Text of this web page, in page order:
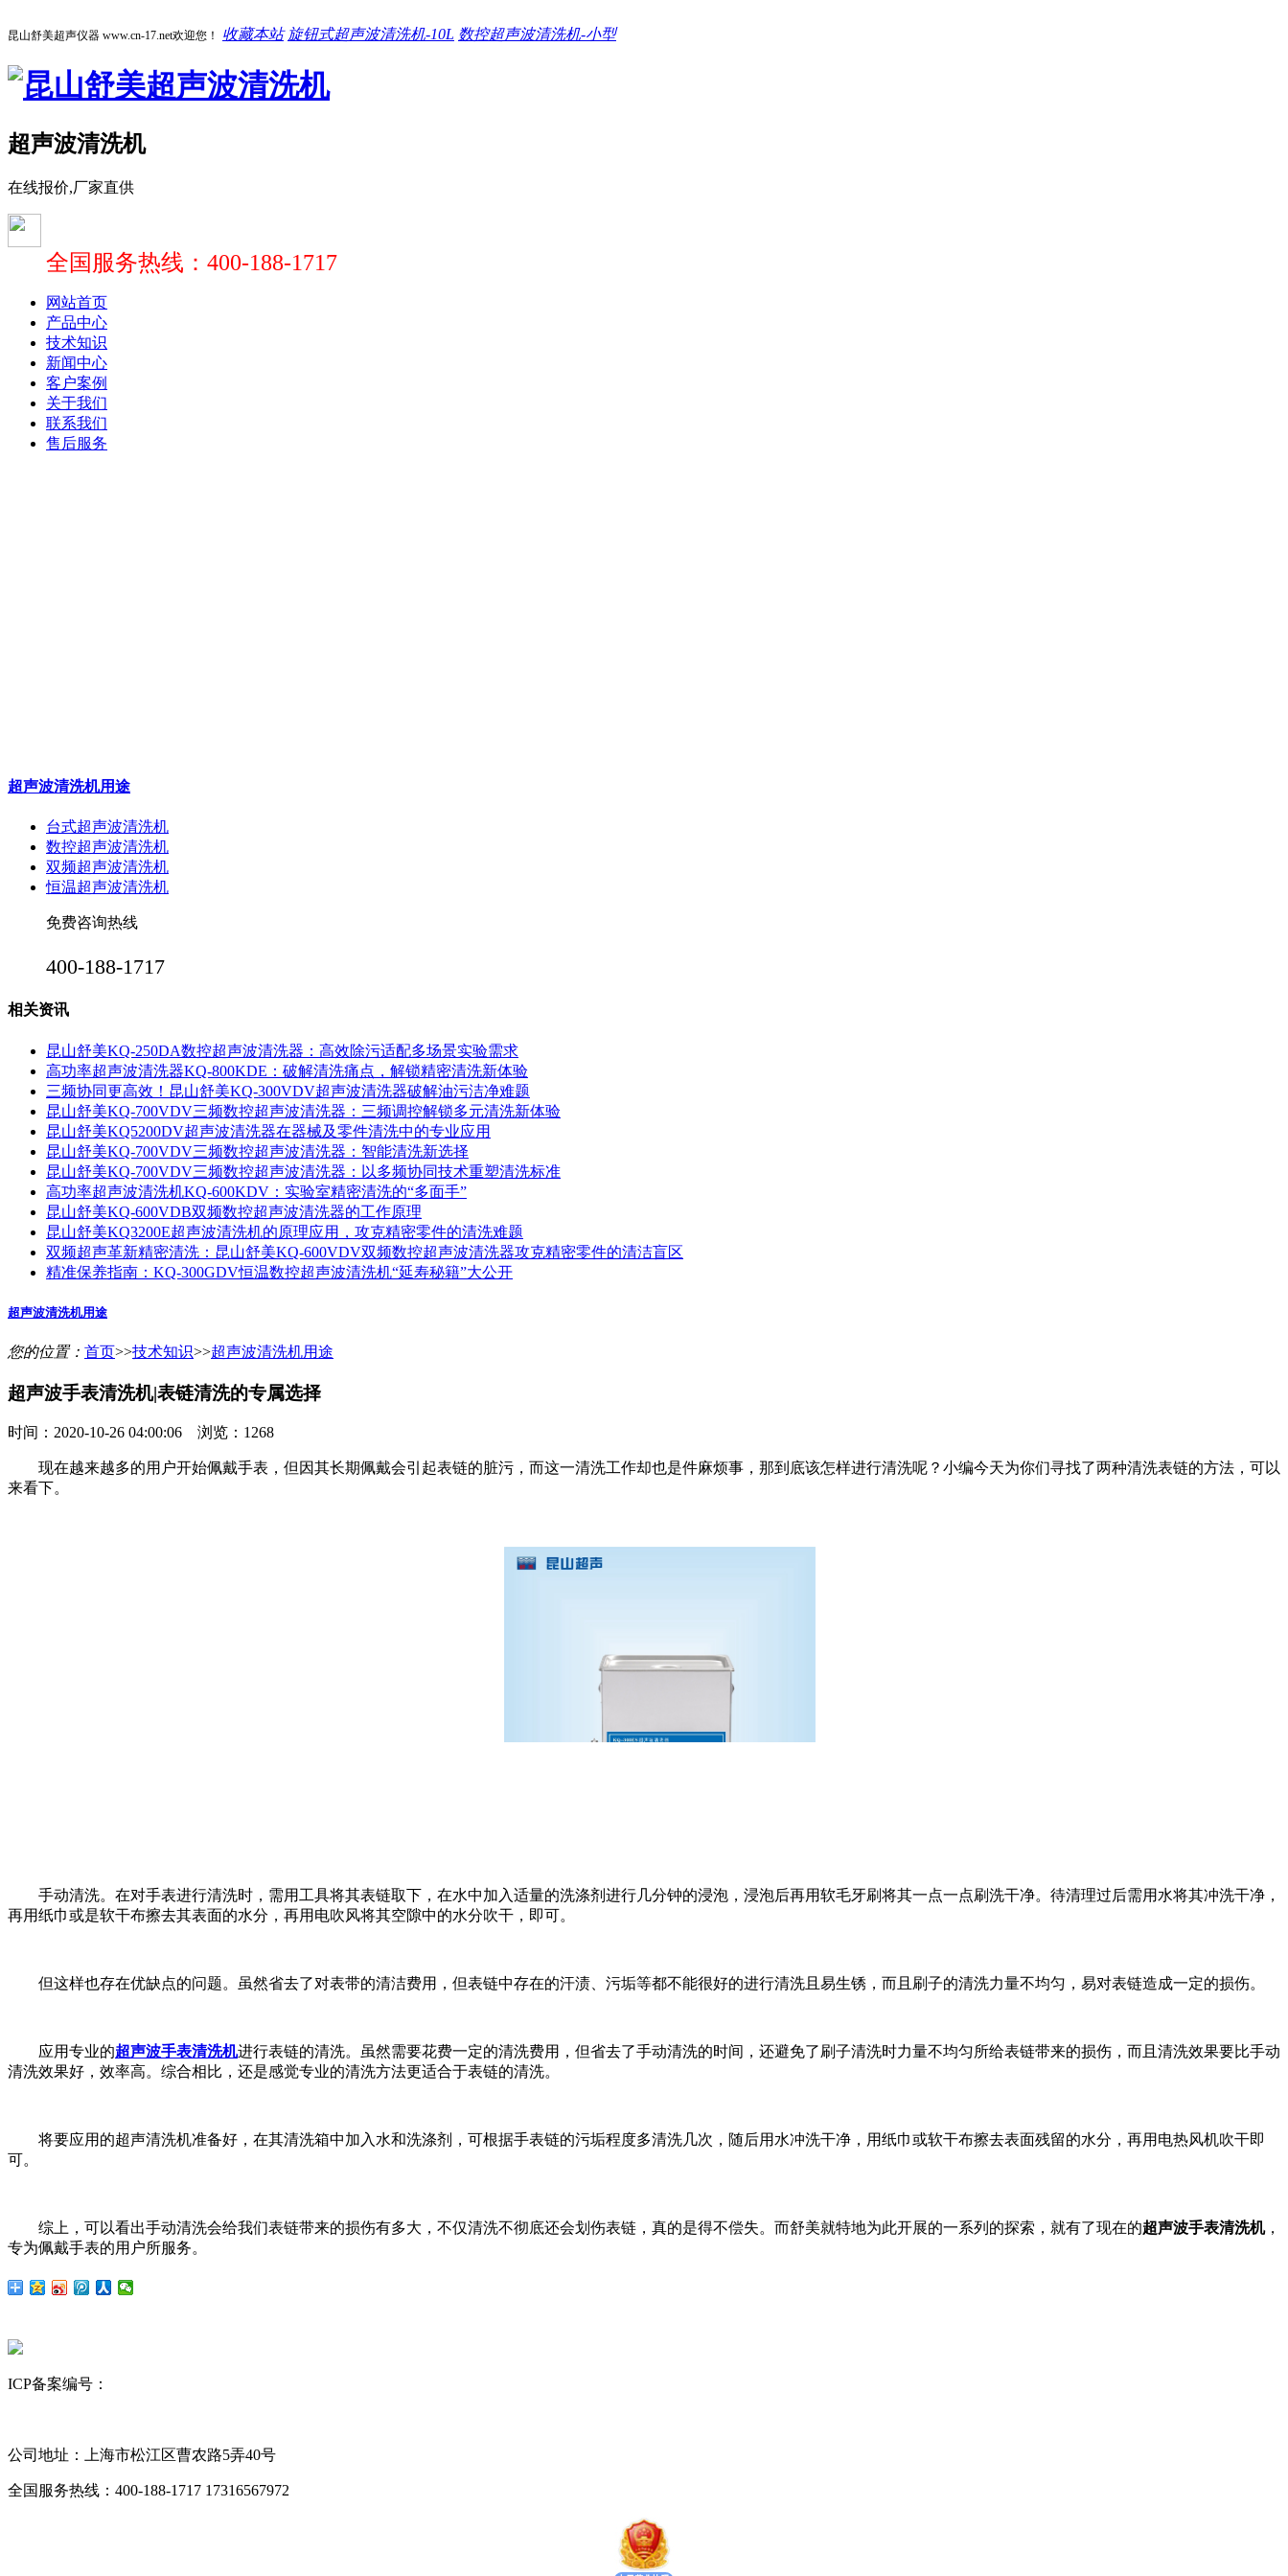
昆山舒美超声仪器 www.cn-17.net欢迎您！ 收藏本站 旋钮式超声波清洗机-10L 数控超声波清洗机-小型
超声波清洗机
在线报价,厂家直供
全国服务热线：400-188-1717
网站首页
产品中心
技术知识
新闻中心
客户案例
关于我们
联系我们
售后服务
超声波清洗机用途
台式超声波清洗机
数控超声波清洗机
双频超声波清洗机
恒温超声波清洗机
免费咨询热线
400-188-1717
相关资讯
昆山舒美KQ-250DA数控超声波清洗器：高效除污适配多场景实验需求
高功率超声波清洗器KQ-800KDE：破解清洗痛点，解锁精密清洗新体验
三频协同更高效！昆山舒美KQ-300VDV超声波清洗器破解油污洁净难题
昆山舒美KQ-700VDV三频数控超声波清洗器：三频调控解锁多元清洗新体验
昆山舒美KQ5200DV超声波清洗器在器械及零件清洗中的专业应用
昆山舒美KQ-700VDV三频数控超声波清洗器：智能清洗新选择
昆山舒美KQ-700VDV三频数控超声波清洗器：以多频协同技术重塑清洗标准
高功率超声波清洗机KQ-600KDV：实验室精密清洗的“多面手”
昆山舒美KQ-600VDB双频数控超声波清洗器的工作原理
昆山舒美KQ3200E超声波清洗机的原理应用，攻克精密零件的清洗难题
双频超声革新精密清洗：昆山舒美KQ-600VDV双频数控超声波清洗器攻克精密零件的清洁盲区
精准保养指南：KQ-300GDV恒温数控超声波清洗机“延寿秘籍”大公开
超声波清洗机用途
您的位置： 首页>>技术知识>>超声波清洗机用途
超声波手表清洗机|表链清洗的专属选择
时间：2020-10-26 04:00:06 浏览：1268
现在越来越多的用户开始佩戴手表，但因其长期佩戴会引起表链的脏污，而这一清洗工作却也是件麻烦事，那到底该怎样进行清洗呢？小编今天为你们寻找了两种清洗表链的方法，可以
来看下。
手动清洗。在对手表进行清洗时，需用工具将其表链取下，在水中加入适量的洗涤剂进行几分钟的浸泡，浸泡后再用软毛牙刷将其一点一点刷洗干净。待清理过后需用水将其冲洗干净，
再用纸巾或是软干布擦去其表面的水分，再用电吹风将其空隙中的水分吹干，即可。
但这样也存在优缺点的问题。虽然省去了对表带的清洁费用，但表链中存在的汗渍、污垢等都不能很好的进行清洗且易生锈，而且刷子的清洗力量不均匀，易对表链造成一定的损伤。
应用专业的超声波手表清洗机进行表链的清洗。虽然需要花费一定的清洗费用，但省去了手动清洗的时间，还避免了刷子清洗时力量不均匀所给表链带来的损伤，而且清洗效果要比手动
清洗效果好，效率高。综合相比，还是感觉专业的清洗方法更适合于表链的清洗。
将要应用的超声清洗机准备好，在其清洗箱中加入水和洗涤剂，可根据手表链的污垢程度多清洗几次，随后用水冲洗干净，用纸巾或软干布擦去表面残留的水分，再用电热风机吹干即
可。
综上，可以看出手动清洗会给我们表链带来的损伤有多大，不仅清洗不彻底还会划伤表链，真的是得不偿失。而舒美就特地为此开展的一系列的探索，就有了现在的超声波手表清洗机，
专为佩戴手表的用户所服务。
ICP备案编号：
公司地址：上海市松江区曹农路5弄40号
全国服务热线：400-188-1717 17316567972